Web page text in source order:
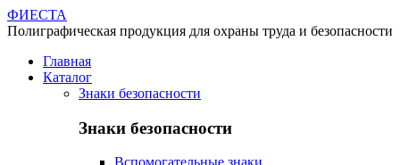
ФИЕСТА
Полиграфическая продукция для охраны труда и безопасности
Главная
Каталог
Знаки безопасности
Знаки безопасности